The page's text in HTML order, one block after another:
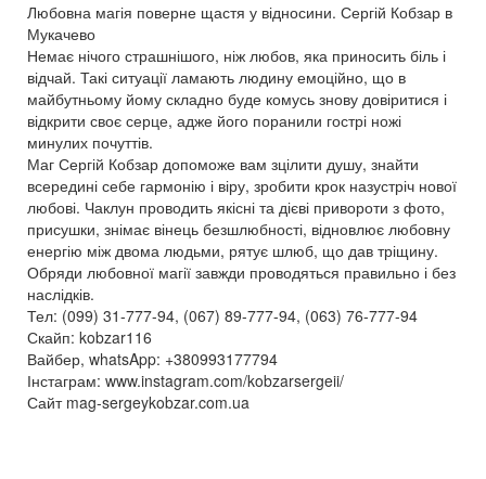
Любовна магія поверне щастя у відносини. Сергій Кобзар в
Мукачево
Немає нічого страшнішого, ніж любов, яка приносить біль і
відчай. Такі ситуації ламають людину емоційно, що в
майбутньому йому складно буде комусь знову довіритися і
відкрити своє серце, адже його поранили гострі ножі
минулих почуттів.
Маг Сергій Кобзар допоможе вам зцілити душу, знайти
всередині себе гармонію і віру, зробити крок назустріч нової
любові. Чаклун проводить якісні та дієві привороти з фото,
присушки, знімає вінець безшлюбності, відновлює любовну
енергію між двома людьми, рятує шлюб, що дав тріщину.
Обряди любовної магії завжди проводяться правильно і без
наслідків.
Тел: (099) 31-777-94, (067) 89-777-94, (063) 76-777-94
Скайп: kobzar116
Вайбер, whatsApp: +380993177794
Інстаграм: www.instagram.com/kobzarsergeii/
Сайт mag-sergeykobzar.com.ua